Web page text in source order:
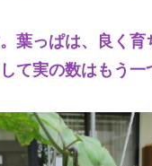
葉っぱは、良く育
て実の数はもう一